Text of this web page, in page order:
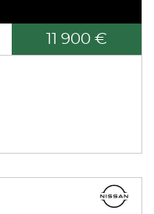
11 900 €